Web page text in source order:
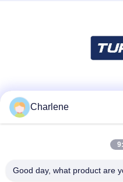
Liên
Điện thoại
Charlene
Good day, what product are